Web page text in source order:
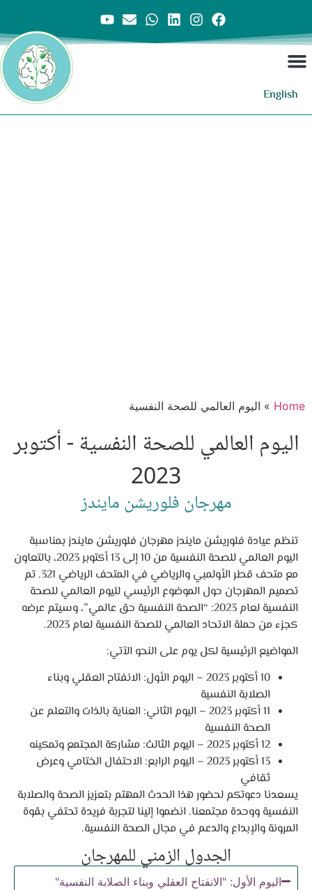
English
Home
» اليوم العالمي للصحة النفسية
اليوم العالمي للصحة النفسية - أكتوبر
2023
مهرجان فلوريشن مايندز
تنظم عيادة فلوريشن مايندز مهرجان فلوريشن مايندز بمناسبة
اليوم العالمي للصحة النفسية من 10 إلى 13 أكتوبر 2023، بالتعاون
مع متحف قطر الأولمبي والرياضي في المتحف الرياضي 321. تم
تصميم المهرجان حول الموضوع الرئيسي لليوم العالمي للصحة
النفسية لعام 2023: “الصحة النفسية حق عالمي”، وسيتم عرضه
كجزء من حملة الاتحاد العالمي للصحة النفسية لعام 2023.
المواضيع الرئيسية لكل يوم على النحو الآتي:
10 أكتوبر 2023 – اليوم الأول: الانفتاح العقلي وبناء
الصلابة النفسية
11 أكتوبر 2023 – اليوم الثاني: العناية بالذات والتعلم عن
الصحة النفسية
12 أكتوبر 2023 – اليوم الثالث: مشاركة المجتمع وتمكينه
13 أكتوبر 2023 – اليوم الرابع: الاحتفال الختامي وعرض
ثقافي
يسعدنا دعوتكم لحضور هذا الحدث المهتم بتعزيز الصحة والصلابة
النفسية ووحدة مجتمعنا. انضموا إلينا لتجربة فريدة تحتفي بقوة
المرونة والإبداع والدعم في مجال الصحة النفسية.
الجدول الزمني للمهرجان
اليوم الأول: "الانفتاح العقلي وبناء الصلابة النفسية"